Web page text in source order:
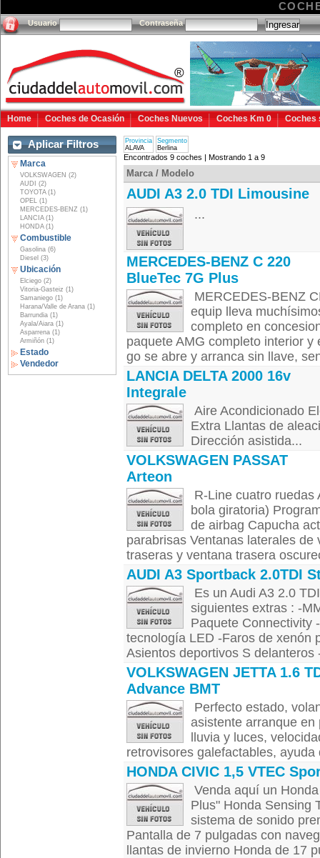
Usuario Contraseña
Home Coches de Ocasión Coches Nuevos Coches Km 0 Coches
Aplicar Filtros
Marca
VOLKSWAGEN (2)
AUDI (2)
TOYOTA (1)
OPEL (1)
MERCEDES-BENZ (1)
LANCIA (1)
HONDA (1)
Combustible
Gasolina (6)
Diesel (3)
Ubicación
Elciego (2)
Vitoria-Gasteiz (1)
Samaniego (1)
Harana/Valle de Arana (1)
Barrundia (1)
Ayala/Aiara (1)
Asparrena (1)
Armiñón (1)
Estado
Vendedor
Provincia
ALAVA
Segmento
Berlina
Encontrados 9 coches | Mostrando 1 a 9
Marca / Modelo
AUDI A3 2.0 TDI Limousine
...
MERCEDES-BENZ C 220
BlueTec 7G Plus
MERCEDES-BENZ
equip lleva
completo en
paquete AMG completo interior y
go se abre y arranca sin llave,
LANCIA DELTA 2000 16v
Integrale
Aire Acondicionado
Extra Llantas de
Dirección asistida...
VOLKSWAGEN PASSAT
Arteon
R-Line cuatro ruedas
bola giratoria)
de airbag Capucha
parabrisas Ventanas laterales
traseras y ventana trasera
AUDI A3 Sportback 2.0TDI
Es un Audi A3 2.0
siguientes extras : -
Paquete Connectivity
tecnología LED -Faros de xenón
Asientos deportivos S delanteros
VOLKSWAGEN JETTA 1.6
Advance BMT
Perfecto estado,
asistente arranque
lluvia y luces,
retrovisores galefactables,
HONDA CIVIC 1,5 VTEC
Venda aquí un
Plus" Honda Sensing
sistema de sonido
Pantalla de 7 pulgadas con
llantas de invierno Honda de 17